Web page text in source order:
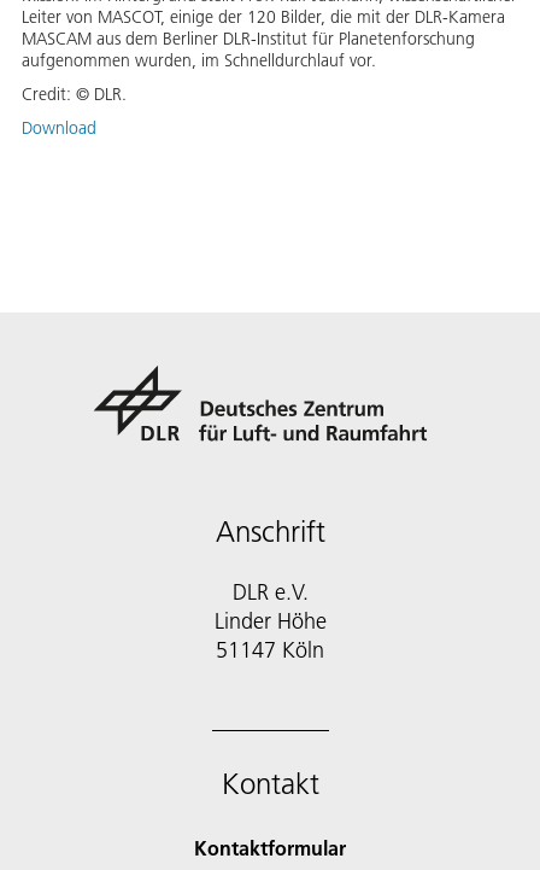
Leiter von MASCOT, einige der 120 Bilder, die mit der DLR-Kamera
MASCAM aus dem Berliner DLR-Institut für Planetenforschung
aufgenommen wurden, im Schnelldurchlauf vor.
Credit: © DLR.
Download
Anschrift
DLR e.V.
Linder Höhe
51147 Köln
Kontakt
Kontaktformular